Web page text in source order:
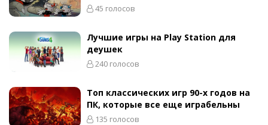
45 голосов
Лучшие игры на Play Station для
деушек
240 голосов
Топ классических игр 90-х годов на
ПК, которые все еще играбельны
135 голосов